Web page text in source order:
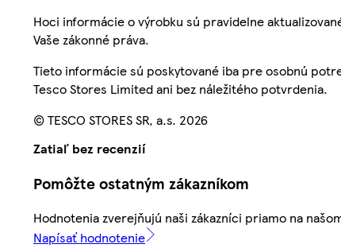
Hoci informácie o výrobku sú pravidelne
Vaše zákonné práva.
Tieto informácie sú poskytované iba pre osobnú
Tesco Stores Limited ani bez náležitého potvrdenia.
© TESCO STORES SR, a.s. 2026
Zatiaľ bez recenzií
Pomôžte ostatným zákazníkom
Hodnotenia zverejňujú naši zákazníci priamo na
Napísať hodnotenie